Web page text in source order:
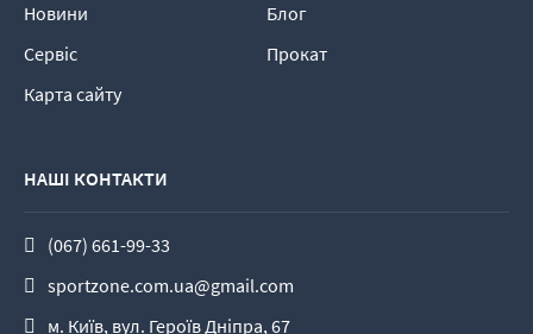
Новини
Блог
Сервіс
Прокат
Карта сайту
НАШІ КОНТАКТИ
(067) 661-99-33
sportzone.com.ua@gmail.com
м. Київ, вул. Героїв Дніпра, 67